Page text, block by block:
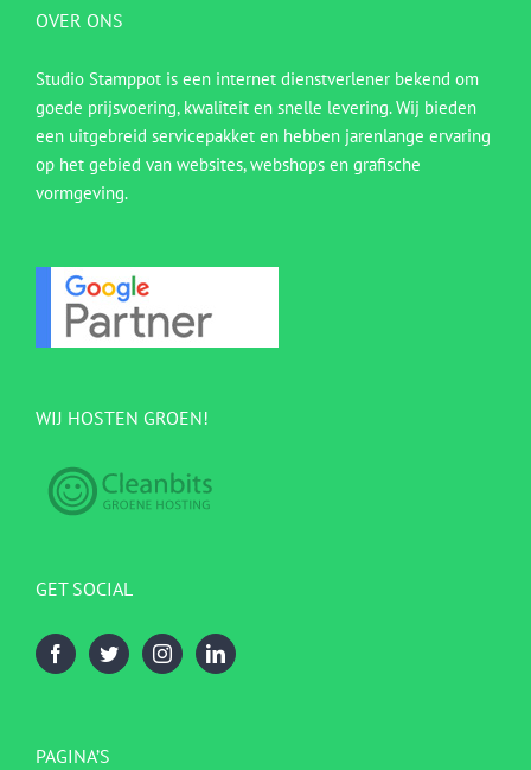
OVER ONS
Studio Stamppot is een internet dienstverlener bekend om
goede prijsvoering, kwaliteit en snelle levering. Wij bieden
een uitgebreid servicepakket en hebben jarenlange ervaring
op het gebied van websites, webshops en grafische
vormgeving.
WIJ HOSTEN GROEN!
GET SOCIAL
PAGINA’S